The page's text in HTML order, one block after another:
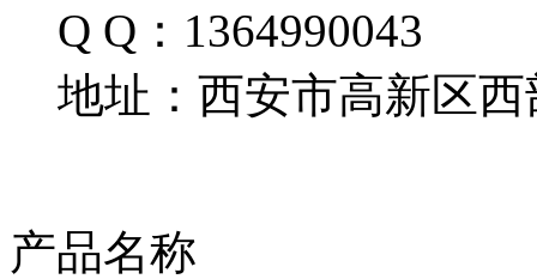
Q Q：1364990043
地址：西安市高新区西
产品名称